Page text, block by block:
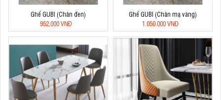
Ghế GUBI (Chân đen)
952.000 VNĐ
Ghế GUBI (Chân mạ vàng)
1.050.000 VNĐ